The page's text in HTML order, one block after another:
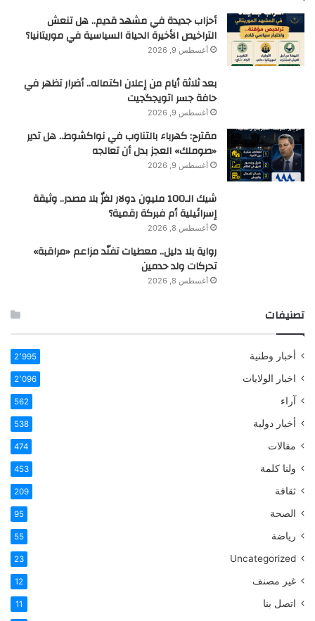
أحزاب جديدة في مشهد قديم.. هل تنعش
التراخيص الأخيرة الحياة السياسية في موريتانيا؟
أغسطس 9, 2026
بعد ثلاثة أيام من إعلان اكتماله.. أضرار تظهر في
حافة جسر اتويجگجيت
أغسطس 9, 2026
مقترح: كهرباء بالتناوب في نواكشوط.. هل تدير
«صوملك» العجز بدل أن تعالجه
أغسطس 9, 2026
شيك الـ100 مليون دولار لغزٌ بلا مصدر.. وثيقة
إسرائيلية أم فبركة رقمية؟
أغسطس 8, 2026
رواية بلا دليل.. معطيات تفنّد مزاعم «مراقبة»
تحركات ولد حدمين
أغسطس 8, 2026
تصنيفات
أخبار وطنية 2٬995
اخبار الولايات 2٬096
آراء 562
أخبار دولية 538
مقالات 474
ولنا كلمة 453
ثقافة 209
الصحة 95
رياضة 55
Uncategorized
23
غير مصنف 12
اتصل بنا 11